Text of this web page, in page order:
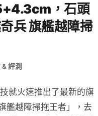
，石頭
兵 旗艦越障掃
評測
就火速推出了最新的旗
艦越障掃拖王者」，去